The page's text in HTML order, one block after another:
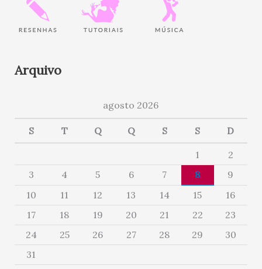
Arquivo
agosto 2026
S T Q Q S S D
1
2
3
4 5 6 7 8
9
10
11 12 13 14 15
16
17
18 19 20 21 22
23
24
25 26 27 28 29
30
31